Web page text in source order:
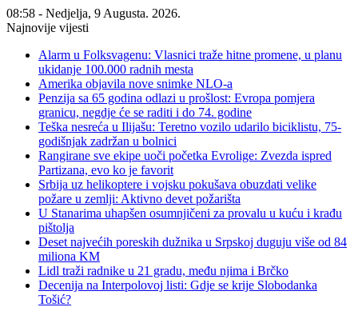
08:58 - Nedjelja, 9 Augusta. 2026.
Najnovije vijesti
Alarm u Folksvagenu: Vlasnici traže hitne promene, u planu
ukidanje 100.000 radnih mesta
Amerika objavila nove snimke NLO-a
Penzija sa 65 godina odlazi u prošlost: Evropa pomjera
granicu, negdje će se raditi i do 74. godine
Teška nesreća u Ilijašu: Teretno vozilo udarilo biciklistu, 75-
godišnjak zadržan u bolnici
Rangirane sve ekipe uoči početka Evrolige: Zvezda ispred
Partizana, evo ko je favorit
Srbija uz helikoptere i vojsku pokušava obuzdati velike
požare u zemlji: Aktivno devet požarišta
U Stanarima uhapšen osumnjičeni za provalu u kuću i krađu
pištolja
Deset najvećih poreskih dužnika u Srpskoj duguju više od 84
miliona KM
Lidl traži radnike u 21 gradu, među njima i Brčko
Decenija na Interpolovoj listi: Gdje se krije Slobodanka
Tošić?